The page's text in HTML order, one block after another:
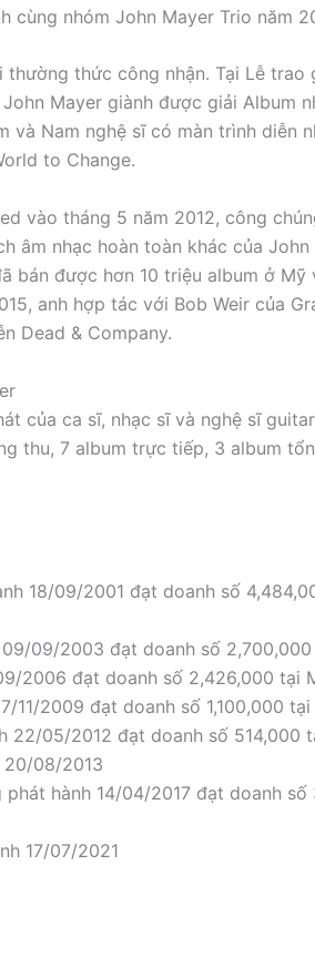
cùng nhóm John Mayer Trio năm
thức công nhận. Tại Lễ trao
Mayer giành được giải Album
và Nam nghệ sĩ có màn trình diễn
to Change.
vào tháng 5 năm 2012, công
âm nhạc hoàn toàn khác của John
bán được hơn 10 triệu album ở Mỹ
anh hợp tác với Bob Weir của
Dead & Company.
của ca sĩ, nhạc sĩ và nghệ sĩ
thu, 7 album trực tiếp, 3 album
18/09/2001 đạt doanh số
09/2003 đạt doanh số
2006 đạt doanh số 2,426,000 tại
11/2009 đạt doanh số 1,100,000 tại
22/05/2012 đạt doanh số 514,000
20/08/2013
phát hành 14/04/2017 đạt doanh
17/07/2021